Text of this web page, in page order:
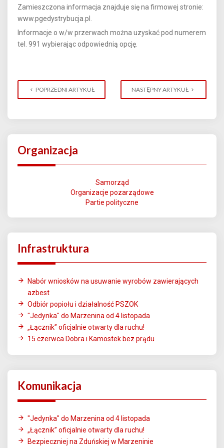
Zamieszczona informacja znajduje się na firmowej stronie:
www.pgedystrybucja.pl.
Informacje o w/w przerwach można uzyskać pod numerem
tel. 991 wybierając odpowiednią opcję.
POPRZEDNI ARTYKUŁ NASTĘPNY ARTYKUŁ
Organizacja
Samorząd
Organizacje pozarządowe
Partie polityczne
Infrastruktura
Nabór wniosków na usuwanie wyrobów zawierających
azbest
Odbiór popiołu i działalność PSZOK
"Jedynka" do Marzenina od 4 listopada
„Łącznik” oficjalnie otwarty dla ruchu!
15 czerwca Dobra i Kamostek bez prądu
Komunikacja
"Jedynka" do Marzenina od 4 listopada
„Łącznik” oficjalnie otwarty dla ruchu!
Bezpieczniej na Zduńskiej w Marzeninie